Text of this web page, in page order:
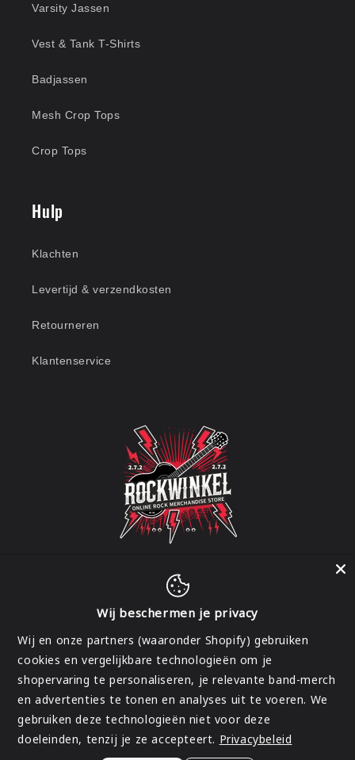
Varsity Jassen
Vest & Tank T-Shirts
Badjassen
Mesh Crop Tops
Crop Tops
Hulp
Klachten
Levertijd & verzendkosten
Retourneren
Klantenservice
FacebookInstagram
België | EUR €
Betaalmethoden
Wij beschermen je privacy
Wij en onze partners (waaronder Shopify) gebruiken
cookies en vergelijkbare technologieën om je
shopervaring te personaliseren, je relevante band-merch
en advertenties te tonen en analyses uit te voeren. We
gebruiken deze technologieën niet voor deze
doeleinden, tenzij je ze accepteert. Privacybeleid